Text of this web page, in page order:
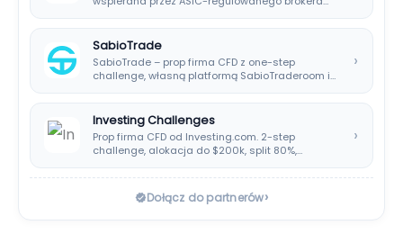
SabioTrade
SabioTrade – prop firma CFD z one-step
challenge, własną platformą SabioTraderoom i
›
Investing Challenges
Prop firma CFD od Investing.com. 2-step
challenge, alokacja do $200k, split 80%,
›
Dołącz do partnerów›